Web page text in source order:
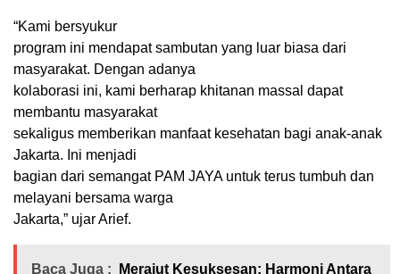
“Kami bersyukur
program ini mendapat sambutan yang luar biasa dari
masyarakat. Dengan adanya
kolaborasi ini, kami berharap khitanan massal dapat
membantu masyarakat
sekaligus memberikan manfaat kesehatan bagi anak-anak
Jakarta. Ini menjadi
bagian dari semangat PAM JAYA untuk terus tumbuh dan
melayani bersama warga
Jakarta,” ujar Arief.
Baca Juga : Merajut Kesuksesan: Harmoni Antara